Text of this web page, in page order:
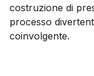
costruzione di
processo
coinvolgente.